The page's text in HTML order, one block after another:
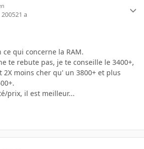
21 a
qui concerne la RAM.
te rebute pas, je te conseille le 3400+,
moins cher qu' un 3800+ et plus
prix, il est meilleur...